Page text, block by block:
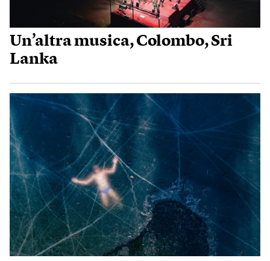
Un’altra musica, Colombo, Sri
Lanka